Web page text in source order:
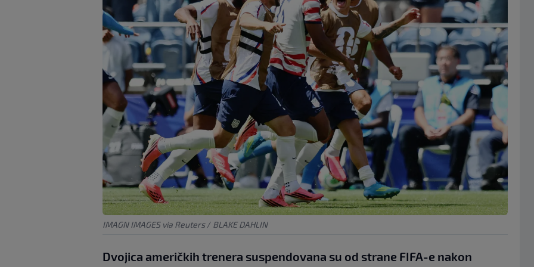
IMAGN IMAGES via Reuters / BLAKE DAHLIN
Dvojica američkih trenera suspendovana su od strane FIFA-e nakon